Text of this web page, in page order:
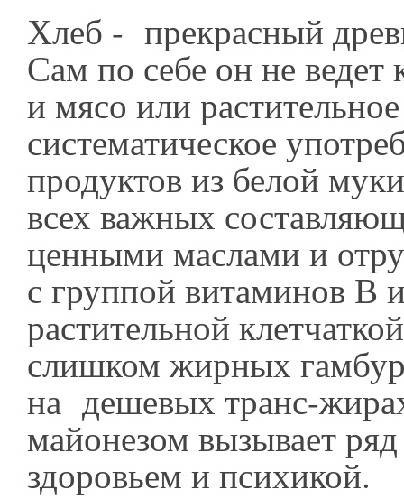
Хлеб - прекрасный
Сам по себе он не ведет
и мясо или
систематическое
продуктов из белой
всех важных
ценными маслами и
с группой витаминов В
растительной
слишком жирных
на дешевых транс-
майонезом вызывает
здоровьем и психикой.